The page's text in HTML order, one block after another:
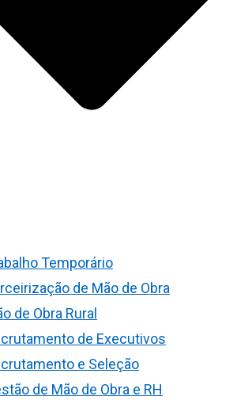
Temporário
de Mão de Obra
de Obra Rural
de Executivos
e Seleção
de Mão de Obra e RH